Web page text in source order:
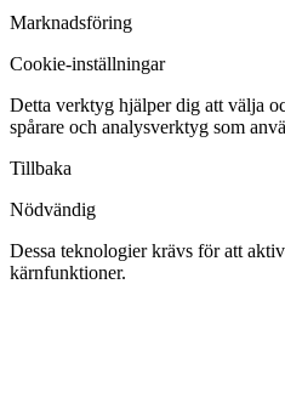
Marknadsföring
Cookie-inställningar
Detta verktyg hjälper dig att välja
spårare och analysverktyg som
Tillbaka
Nödvändig
Dessa teknologier krävs för att
kärnfunktioner.